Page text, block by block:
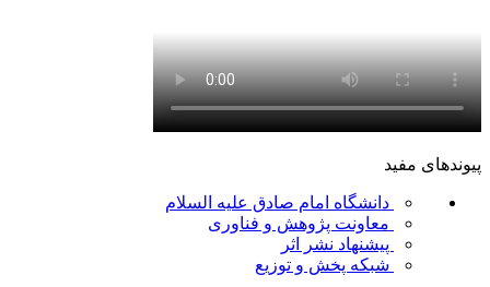
پیوندهای مفید
دانشگاه امام صادق علیه السلام
معاونت پژوهش و فناوری
پیشنهاد نشر اثر
شبکه پخش و توزیع